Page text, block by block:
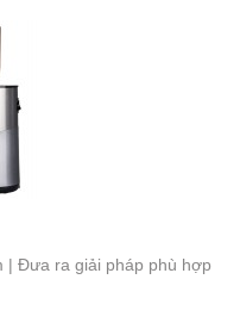
| Đưa ra giải pháp phù hợp